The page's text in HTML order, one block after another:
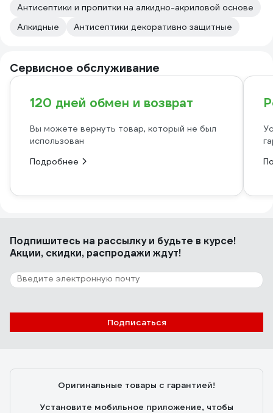
Антисептики и пропитки на алкидно-акриловой основе
Алкидные
Антисептики декоративно защитные
Сервисное обслуживание
120 дней обмен и возврат
Вы можете вернуть товар, который не был
использован
Подробнее
Подпишитесь на рассылкуи будьте в курсе!
Акции, скидки, распродажи ждут!
Подписаться
Оригинальные товары с гарантией!
Установите мобильное приложение, чтобы